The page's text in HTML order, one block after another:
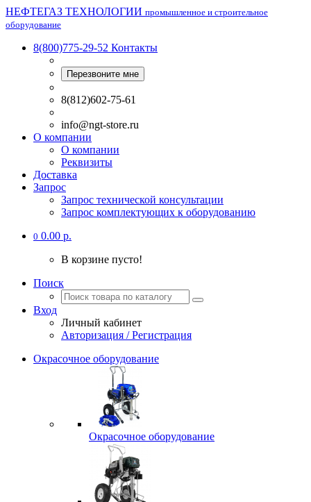
НЕФТЕГАЗ ТЕХНОЛОГИИ промышленное и строительное
оборудование
8(800)775-29-52 Контакты
Перезвоните мне
8(812)602-75-61
info@ngt-store.ru
О компании
О компании
Реквизиты
Доставка
Запрос
Запрос технической консультации
Запрос комплектующих к оборудованию
0 0.00 р.
В корзине пусто!
Поиск
Вход
Личный кабинет
Авторизация / Регистрация
Окрасочное оборудование
Окрасочное оборудование